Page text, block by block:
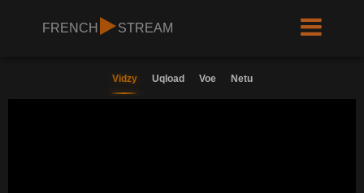
FRENCH STREAM
Vidzy Uqload Voe Netu